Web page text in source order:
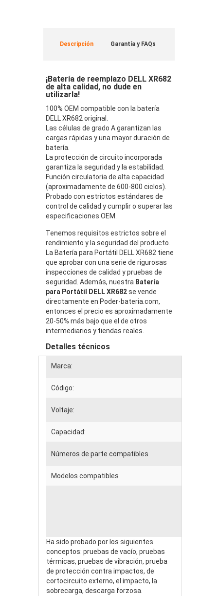
Descripción Garantía y FAQs
¡Batería de reemplazo DELL XR682
de alta calidad, no dude en
utilizarla!
100% OEM compatible con la batería
DELL XR682 original.
Las células de grado A garantizan las
cargas rápidas y una mayor duración de
batería.
La protección de circuito incorporada
garantiza la seguridad y la estabilidad.
Función circulatoria de alta capacidad
(aproximadamente de 600-800 ciclos).
Probado con estrictos estándares de
control de calidad y cumplir o superar las
especificaciones OEM.
Tenemos requisitos estrictos sobre el
rendimiento y la seguridad del producto.
La Batería para Portátil DELL XR682 tiene
que aprobar con una serie de rigurosas
inspecciones de calidad y pruebas de
seguridad. Además, nuestra Batería
para Portátil DELL XR682se vende
directamente en Poder-bateria.com,
entonces el precio es aproximadamente
20-50% más bajo que el de otros
intermediarios y tiendas reales.
Detalles técnicos
Marca:
Código:
Voltaje:
Capacidad:
Números de parte compatibles
Modelos compatibles
Ha sido probado por los siguientes
conceptos: pruebas de vacío, pruebas
térmicas, pruebas de vibración, prueba
de protección contra impactos, de
cortocircuito externo, el impacto, la
sobrecarga, descarga forzosa.